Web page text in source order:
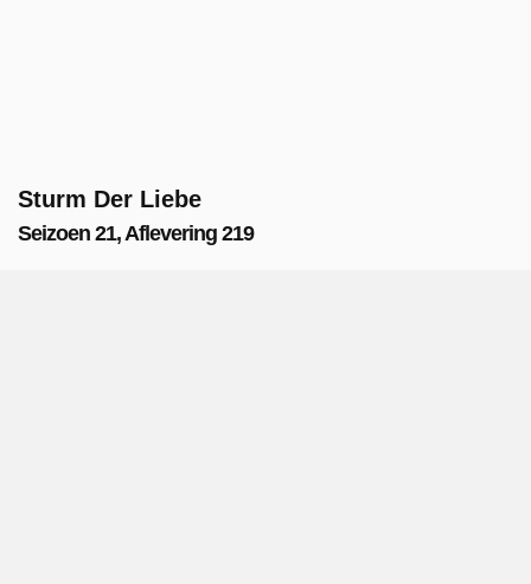
Sturm Der Liebe
Seizoen 21, Aflevering 219